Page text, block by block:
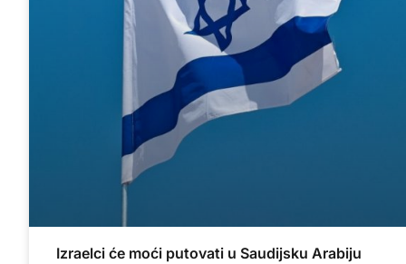
Izraelci će moći putovati u Saudijsku Arabiju